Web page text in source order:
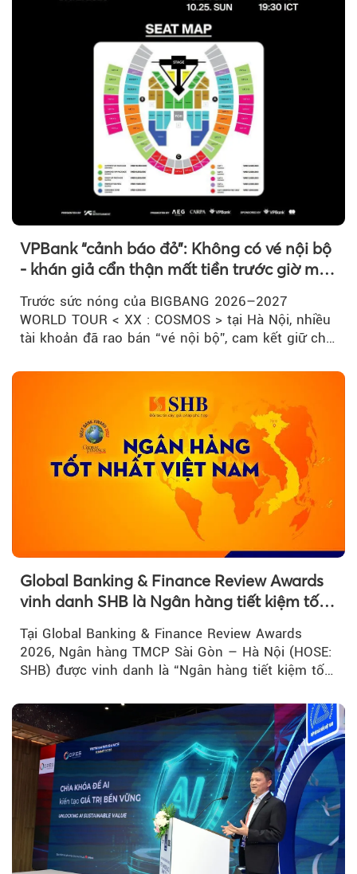
VPBank “cảnh báo đỏ”: Không có vé nội bộ
- khán giả cẩn thận mất tiền trước giờ mở
Trước sức nóng của BIGBANG 2026–2027
WORLD TOUR < XX : COSMOS > tại Hà Nội, nhiều
tài khoản đã rao bán “vé nội bộ”, cam kết giữ chỗ
Global Banking & Finance Review Awards
vinh danh SHB là Ngân hàng tiết kiệm tốt
Tại Global Banking & Finance Review Awards
2026, Ngân hàng TMCP Sài Gòn – Hà Nội (HOSE:
SHB) được vinh danh là “Ngân hàng tiết kiệm tốt